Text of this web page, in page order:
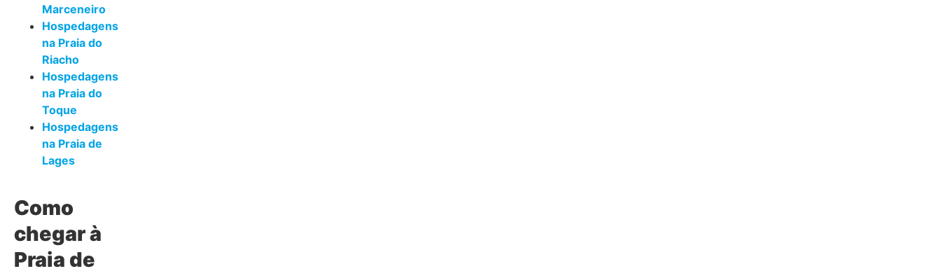
Marceneiro
Hospedagens
na Praia do
Riacho
Hospedagens
na Praia do
Toque
Hospedagens
na Praia de
Lages
Como
chegar à
Praia de